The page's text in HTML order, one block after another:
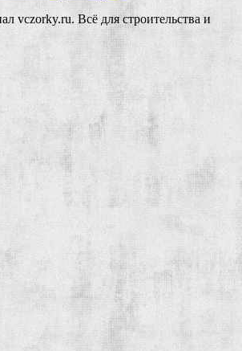
vczorky.ru. Всё для строительства и